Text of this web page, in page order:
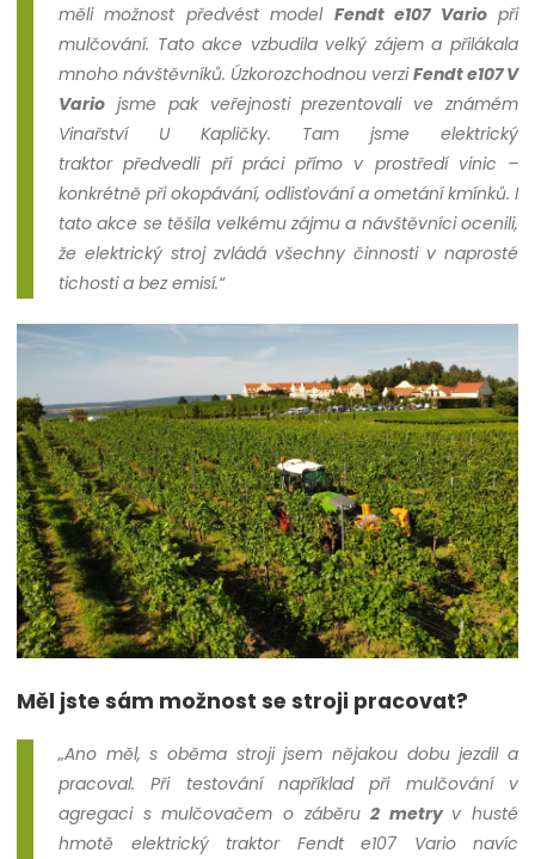
měli možnost předvést model Fendt e107 Variopři
mulčování. Tato akce vzbudila velký zájem a přilákala
mnoho návštěvníků. Úzkorozchodnou verziFendte107 V
Vario jsme pak veřejnosti prezentovali ve známém
Vinařství U Kapličky. Tam jsme elektrický
traktor předvedli při práci přímo v prostředí vinic –
konkrétně při okopávání, odlisťování a ometání kmínků. I
tato akce se těšila velkému zájmu a návštěvníci ocenili,
že elektrický stroj zvládá všechny činnosti v naprosté
tichosti a bez emisí.“
Měl jste sám možnost se stroji pracovat?
„Ano měl, s oběma stroji jsem nějakou dobu jezdil a
pracoval. Při testování například při mulčování v
agregaci s mulčovačem o záběru2 metry v husté
hmotě elektrický traktor Fendt e107 Vario navíc